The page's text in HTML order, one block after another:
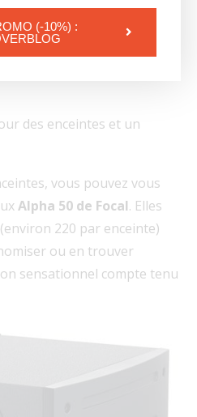
différences afin de forger
opinion qui reflète vos
des enceintes et un
vous pouvez vous
Alpha 50 de Focal. Elles
220 par enceinte)
ou en trouver
sensationnel compte tenu
(-10%) :